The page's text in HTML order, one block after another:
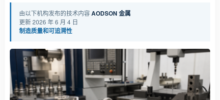
由以下机构发布的技术内容AODSON 金属
更新 2026 年 6 月 4 日
制造质量和可追溯性